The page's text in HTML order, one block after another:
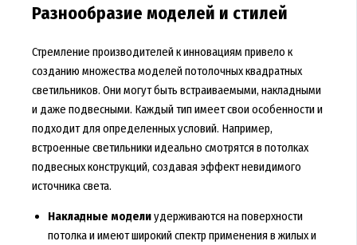
Разнообразие моделей и стилей
Стремление производителей к инновациям привело к
созданию множества моделей потолочных квадратных
светильников. Они могут быть встраиваемыми, накладными
и даже подвесными. Каждый тип имеет свои особенности и
подходит для определенных условий. Например,
встроенные светильники идеально смотрятся в потолках
подвесных конструкций, создавая эффект невидимого
источника света.
Накладные моделиудерживаются на поверхности
потолка и имеют широкий спектр применения в жилых и